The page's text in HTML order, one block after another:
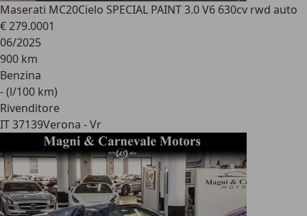
Maserati MC20Cielo SPECIAL PAINT 3.0 V6 630cv rwd auto
€ 279.0001
06/2025
900 km
Benzina
- (l/100 km)
Rivenditore
IT 37139Verona - Vr